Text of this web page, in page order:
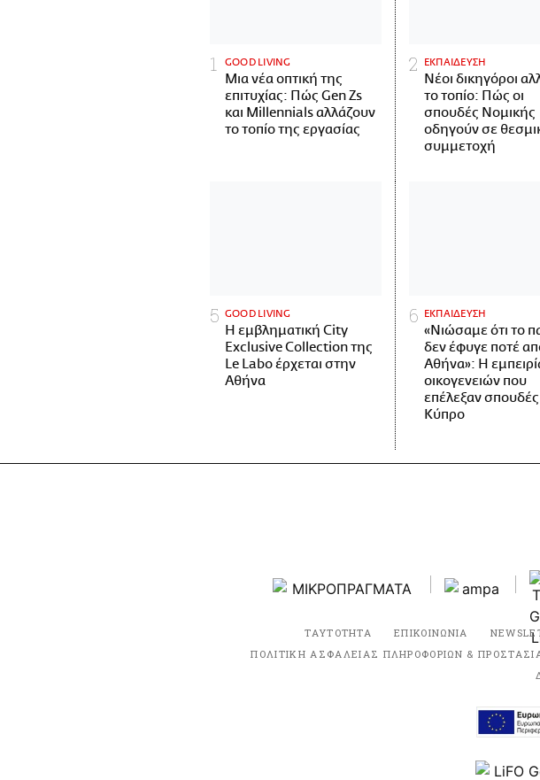
GOOD LIVING
Μια νέα οπτική της
επιτυχίας: Πώς Gen Zs
και Millennials αλλάζουν
το τοπίο της εργασίας
ΕΚΠΑΙΔΕΥΣΗ
Νέοι δικηγόροι
το τοπίο: Πώς οι
σπουδές Νομικής
οδηγούν σε
συμμετοχή
GOOD LIVING
Η εμβληματική City
Exclusive Collection της
Le Labo έρχεται στην
Αθήνα
ΕΚΠΑΙΔΕΥΣΗ
«Νιώσαμε ότι το
δεν έφυγε ποτέ
Αθήνα»: Η
οικογενειών που
επέλεξαν
Κύπρο
ΤΑΥΤΟΤΗΤΑ ΕΠΙΚΟΙΝΩΝΙΑ
ΠΟΛΙΤΙΚΗ ΑΣΦΑΛΕΙΑΣ ΠΛΗΡΟΦΟΡΙΩΝ &